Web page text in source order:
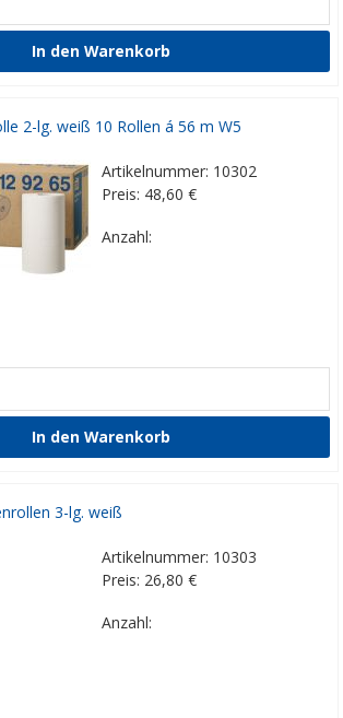
2-lg. weiß 10 Rollen á 56 m W5
Artikelnummer: 10302
Preis: 48,60 €
Anzahl:
3-lg. weiß
Artikelnummer: 10303
Preis: 26,80 €
Anzahl: